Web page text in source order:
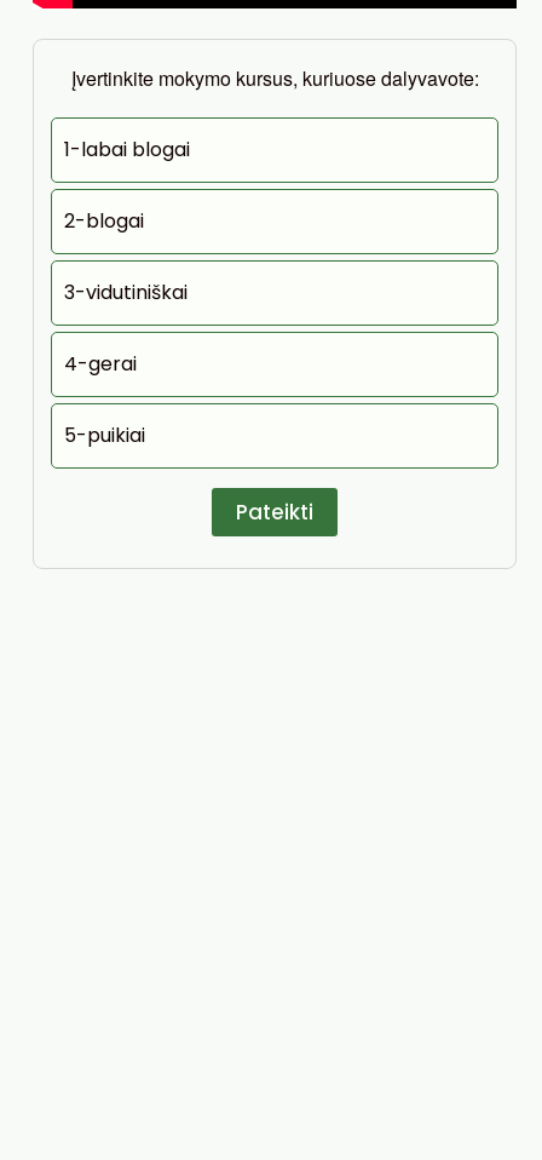
Įvertinkite mokymo kursus, kuriuose dalyvavote:
1-labai blogai
2-blogai
3-vidutiniškai
4-gerai
5-puikiai